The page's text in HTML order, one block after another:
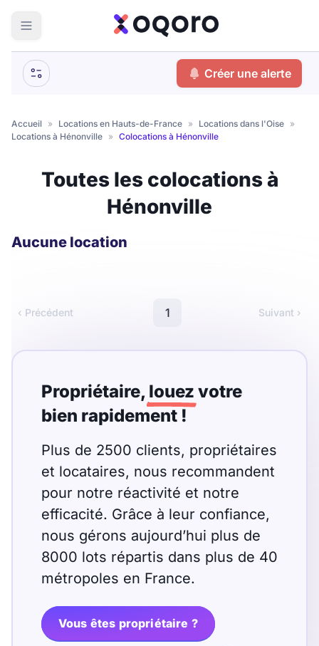
Votre
Que recherchez-vous ?
Logement entier
Coliving
Résidence étudiante
€
Nombre de pièces
Studio T1 T1 bis
T3 T4 T5
T7 T8 T9
T11 T12
T14 T15
recherche
Créer une alerte
Accueil » Locations en Hauts-de-France » Locations dans l'Oise »
Locations à Hénonville » Colocations à Hénonville
Toutes les colocations à
Hénonville
Aucune location
‹ Précédent 1 Suivant ›
Propriétaire, louez votre
bien rapidement !
Plus de 2500 clients, propriétaires
et locataires, nous recommandent
pour notre réactivité et notre
efficacité. Grâce à leur confiance,
nous gérons aujourd’hui plus de
8000 lots répartis dans plus de 40
métropoles en France.
Vous êtes propriétaire ?